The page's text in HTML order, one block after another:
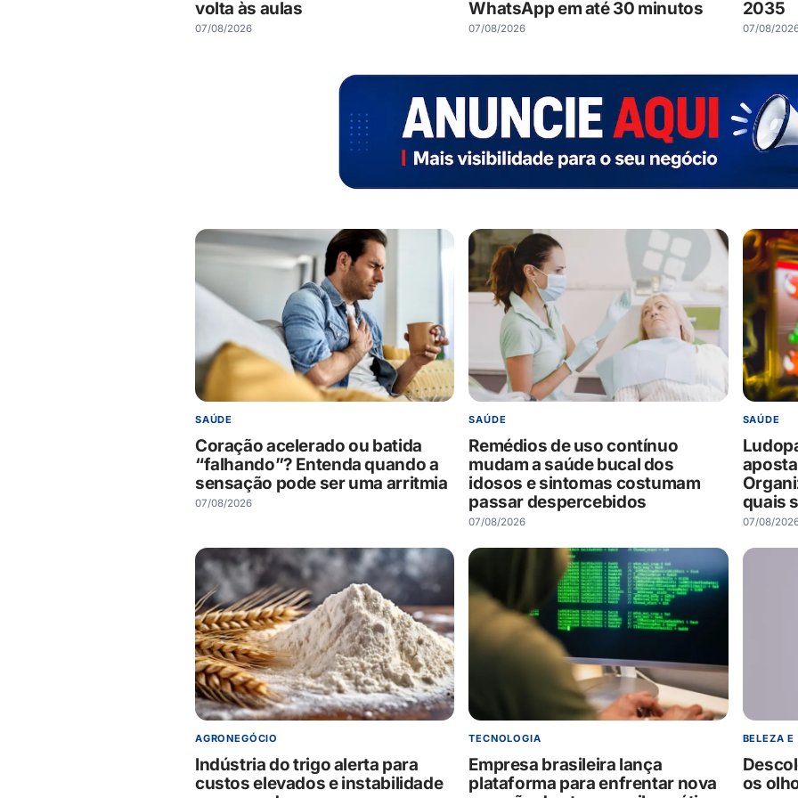
volta às aulas
07/08/2026
WhatsApp em até 30 minutos
07/08/2026
2035
07/08/
SAÚDE
Coração acelerado ou batida
“falhando”? Entenda quando a
sensação pode ser uma arritmia
07/08/2026
SAÚDE
Remédios de uso contínuo
mudam a saúde bucal dos
idosos e sintomas costumam
passar despercebidos
07/08/2026
SAÚDE
quais
07/08/
AGRONEGÓCIO
Indústria do trigo alerta para
custos elevados e instabilidade
TECNOLOGIA
Empresa brasileira lança
plataforma para enfrentar nova
BELEZA
os